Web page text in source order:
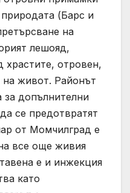
(Барс и
на
лешояд,
храстите, отровен,
живот. Районът
за допълнителни
се предотвратят
от Момчилград е
все още живия
е и инжекция
като